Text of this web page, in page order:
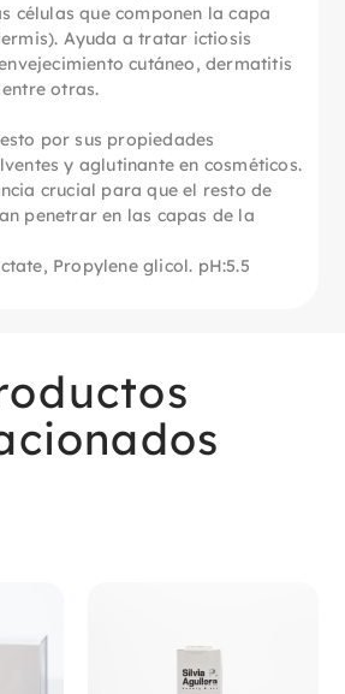
células que componen la capa
Ayuda a tratar ictiosis
cutáneo, dermatitis
otras.
por sus propiedades
y aglutinante en cosméticos.
crucial para que el resto de
penetrar en las capas de la
Propylene glicol. pH:5.5